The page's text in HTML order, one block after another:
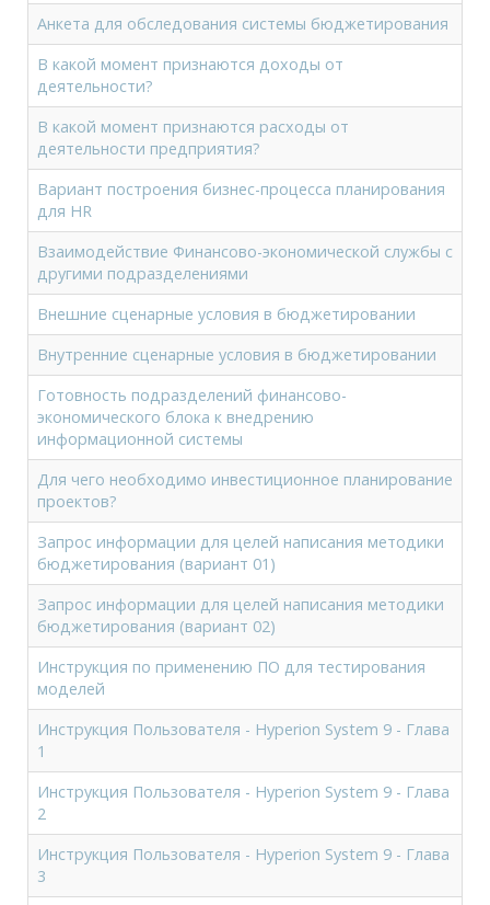
Анкета для обследования системы бюджетирования
В какой момент признаются доходы от
деятельности?
В какой момент признаются расходы от
деятельности предприятия?
Вариант построения бизнес-процесса планирования
для HR
Взаимодействие Финансово-экономической службы с
другими подразделениями
Внешние сценарные условия в бюджетировании
Внутренние сценарные условия в бюджетировании
Готовность подразделений финансово-
экономического блока к внедрению
информационной системы
Для чего необходимо инвестиционное планирование
проектов?
Запрос информации для целей написания методики
бюджетирования (вариант 01)
Запрос информации для целей написания методики
бюджетирования (вариант 02)
Инструкция по применению ПО для тестирования
моделей
Инструкция Пользователя - Hyperion System 9 - Глава
1
Инструкция Пользователя - Hyperion System 9 - Глава
2
Инструкция Пользователя - Hyperion System 9 - Глава
3